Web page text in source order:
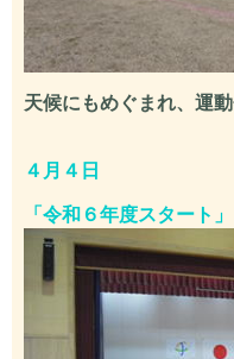
天候にもめぐまれ、運
４月４日
「 令和６年度スタート」